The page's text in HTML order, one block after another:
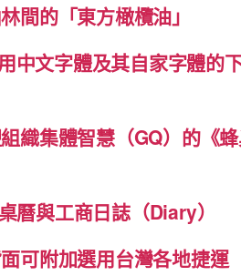
間的「東方橄欖油」
中文字體及其自家字體的
織集體智慧（GQ）的《
曆與工商日誌（Diary）
可附加選用台灣各地捷運